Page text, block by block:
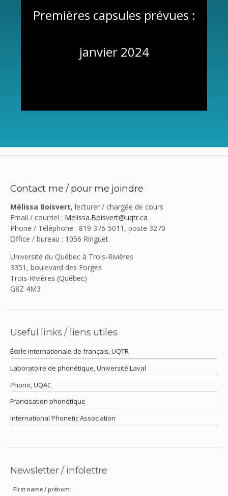
Premières capsules prévues :
janvier 2024
Contact me / pour me joindre
Mélissa Boisvert, lecturer / chargée de cours
Email / courriel : Melissa.Boisvert@uqtr.ca
Phone / Téléphone : 819 376-5011, poste 3270
Office / bureau : 1056 Ringuet
Université du Québec à Trois-Rivières
3351, boulevard des Forges
Trois-Rivières (Québec)
G8Z 4M3
Useful links / liens utiles
École internationale de français, UQTR
Laboratoire de phonétique, Université Laval
Phono, UQAC
Francisation phonétique
International Phonetic Association
Newsletter / infolettre
First name / prénom :